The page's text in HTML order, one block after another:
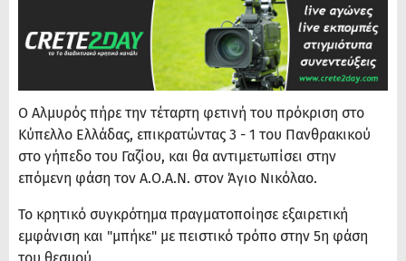
Ο Αλμυρός πήρε την τέταρτη φετινή του πρόκριση στο
Κύπελλο Ελλάδας, επικρατώντας 3 - 1 του Πανθρακικού
στο γήπεδο του Γαζίου, και θα αντιμετωπίσει στην
επόμενη φάση τον Α.Ο.Α.Ν. στον Άγιο Νικόλαο.
Το κρητικό συγκρότημα πραγματοποίησε εξαιρετική
εμφάνιση και "μπήκε" με πειστικό τρόπο στην 5η φάση